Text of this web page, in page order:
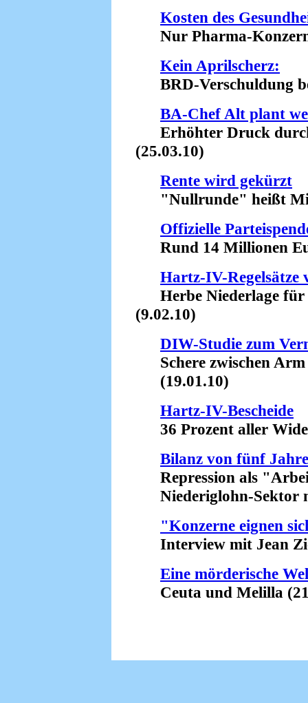
Kosten des
Nur Pharma-
Kein Aprilscherz:
BRD-Verschuldung
BA-Chef Alt plant
Erhöhter Druck durch
(25.03.10)
Rente wird gekürzt
"Nullrunde" heißt
Offizielle
Rund 14 Millionen
Hartz-IV-Regelsätze
Herbe Niederlage für
(9.02.10)
DIW-Studie zum
Schere zwischen Arm
(19.01.10)
Hartz-IV-Bescheide
36 Prozent aller
Bilanz von fünf
Repression als
Niederiglohn-Sektor
"Konzerne eignen
Interview mit Jean
Eine mörderische
Ceuta und Melilla